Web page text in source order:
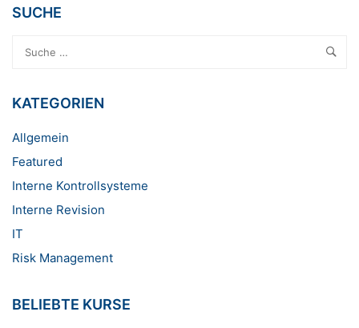
SUCHE
KATEGORIEN
Allgemein
Featured
Interne Kontrollsysteme
Interne Revision
IT
Risk Management
BELIEBTE KURSE